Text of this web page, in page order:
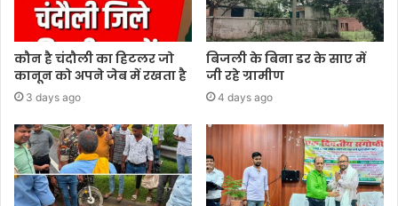
कौन है चंदौली का हिटलर जो
कानून को अपने जेब में रखता है
3 days ago
बिजली के बिना डर के साए में
जी रहे ग्रामीण
4 days ago